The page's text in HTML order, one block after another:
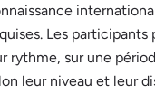
Les participants
rythme, sur une
leur niveau et leur